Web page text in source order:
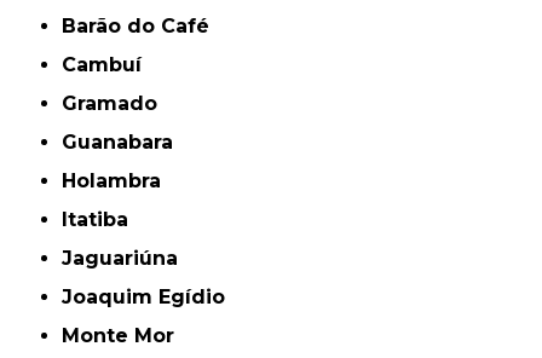
Barão do Café
Cambuí
Gramado
Guanabara
Holambra
Itatiba
Jaguariúna
Joaquim Egídio
Monte Mor